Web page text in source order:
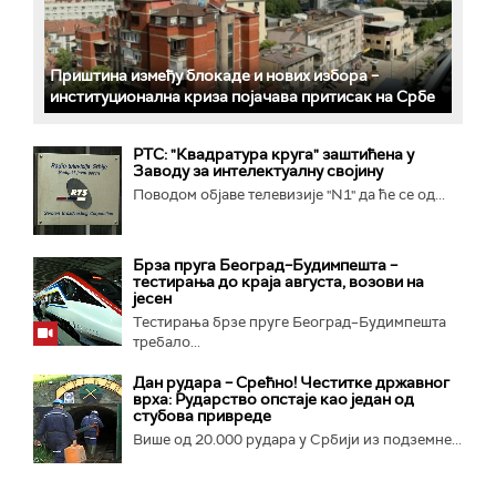
Приштина између блокаде и нових избора –
институционална криза појачава притисак на Србе
РТС: "Квадратура круга" заштићена у
Заводу за интелектуалну својину
Поводом објаве телевизије "N1" да ће се од...
Брза пруга Београд–Будимпешта –
тестирања до краја августа, возови на
јесен
Тестирања брзе пруге Београд–Будимпешта
требало...
Дан рудара – Срећно! Честитке државног
врха: Рударство опстаје као један од
стубова привреде
Више од 20.000 рудара у Србији из подземне...